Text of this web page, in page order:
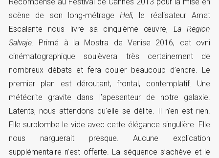
scène de son long-métrageHeli, le réalisateur Amat
Escalante nous livre sa cinquième œuvre, La Region
Salvaje. Primé à la Mostra de Venise 2016, cet ovni
cinématographique soulèvera très certainement de
nombreux débats et fera couler beaucoup d’encre. Le
premier plan est déroutant, frontal, contemplatif. Une
météorite gravite dans l’apesanteur de notre galaxie.
Latents, nous attendons qu’elle se délite. Il n’en est rien.
Elle surplombe le vide avec cette élégance singulière. Elle
nous narguerait presque. Aucune explication
supplémentaire n’est offerte. La séquence s’achève et le